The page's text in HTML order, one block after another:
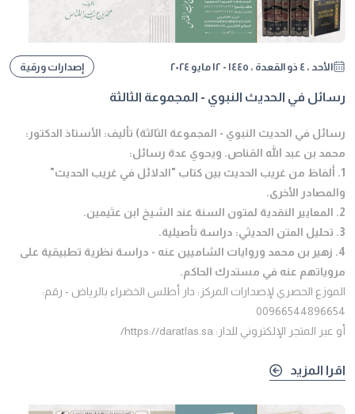
الأحد ، ٤ ذو القعدة ، ١٤٤٥ - ١٢ مايو ٢٠٢٤ إصدارات ورقية
رسائل في الحديث النبوي - المجموعة الثالثة
رسائل في الحديث النبوي - المجموعة الثالثة) تأليف: الأستاذ الدكتور:
محمد بن عبد الله القناص. ويحوي عدة رسائل:
1. ألفاظ من غريب الحديث بين كتاب "الدلائل في غريب الحديث"
والمصادر الأخرى.
2. المعايير النقدية لمتون السنة عند الشيخ ابن عثيمين.
3. تحليل المتن الحديثي: دراسة تأصيلية.
4. زهير بن محمد وروايات الشاميين عنه - دراسة نظرية تطبيقية على
مروياتهم عنه في مستدرك الحاكم.
الموزع الحصري لإصدارات المركز: دار أطلس الخضراء بالرياض - رقم:
00966544896654
أو عبر المتجر الإلكتروني للدار: https://daratlas.sa/
اقرا المزيد